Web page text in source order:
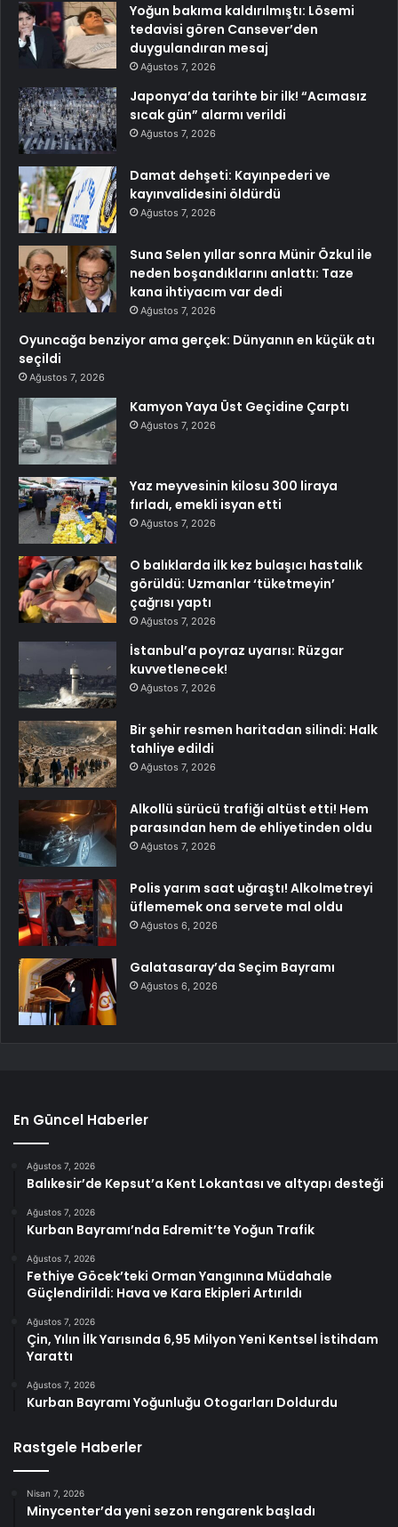
Yoğun bakıma kaldırılmıştı: Lösemi
tedavisi gören Cansever’den
duygulandıran mesaj
Ağustos 7, 2026
Japonya’da tarihte bir ilk! “Acımasız
sıcak gün” alarmı verildi
Ağustos 7, 2026
Damat dehşeti: Kayınpederi ve
kayınvalidesini öldürdü
Ağustos 7, 2026
Suna Selen yıllar sonra Münir Özkul ile
neden boşandıklarını anlattı: Taze
kana ihtiyacım var dedi
Ağustos 7, 2026
Oyuncağa benziyor ama gerçek: Dünyanın en küçük atı
seçildi
Ağustos 7, 2026
Kamyon Yaya Üst Geçidine Çarptı
Ağustos 7, 2026
Yaz meyvesinin kilosu 300 liraya
fırladı, emekli isyan etti
Ağustos 7, 2026
O balıklarda ilk kez bulaşıcı hastalık
görüldü: Uzmanlar ‘tüketmeyin’
çağrısı yaptı
Ağustos 7, 2026
İstanbul’a poyraz uyarısı: Rüzgar
kuvvetlenecek!
Ağustos 7, 2026
Bir şehir resmen haritadan silindi: Halk
tahliye edildi
Ağustos 7, 2026
Alkollü sürücü trafiği altüst etti! Hem
parasından hem de ehliyetinden oldu
Ağustos 7, 2026
Polis yarım saat uğraştı! Alkolmetreyi
üflememek ona servete mal oldu
Ağustos 6, 2026
Galatasaray’da Seçim Bayramı
Ağustos 6, 2026
En Güncel Haberler
Ağustos 7, 2026
Balıkesir’de Kepsut’a Kent Lokantası ve altyapı desteği
Ağustos 7, 2026
Kurban Bayramı’nda Edremit’te Yoğun Trafik
Ağustos 7, 2026
Fethiye Göcek’teki Orman Yangınına Müdahale
Güçlendirildi: Hava ve Kara Ekipleri Artırıldı
Ağustos 7, 2026
Çin, Yılın İlk Yarısında 6,95 Milyon Yeni Kentsel İstihdam
Yarattı
Ağustos 7, 2026
Kurban Bayramı Yoğunluğu Otogarları Doldurdu
Rastgele Haberler
Nisan 7, 2026
Minycenter’da yeni sezon rengarenk başladı